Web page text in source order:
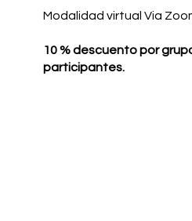
Modalidad virtual Via
10 % descuento por
participantes.